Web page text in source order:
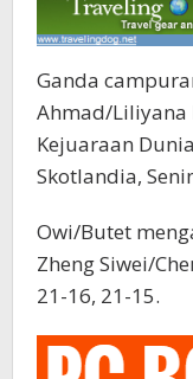
Ganda
Ahmad/
Kejuaraan
Skotlandia,
Owi/Butet
Zheng Siwei/
21-16, 21-15.